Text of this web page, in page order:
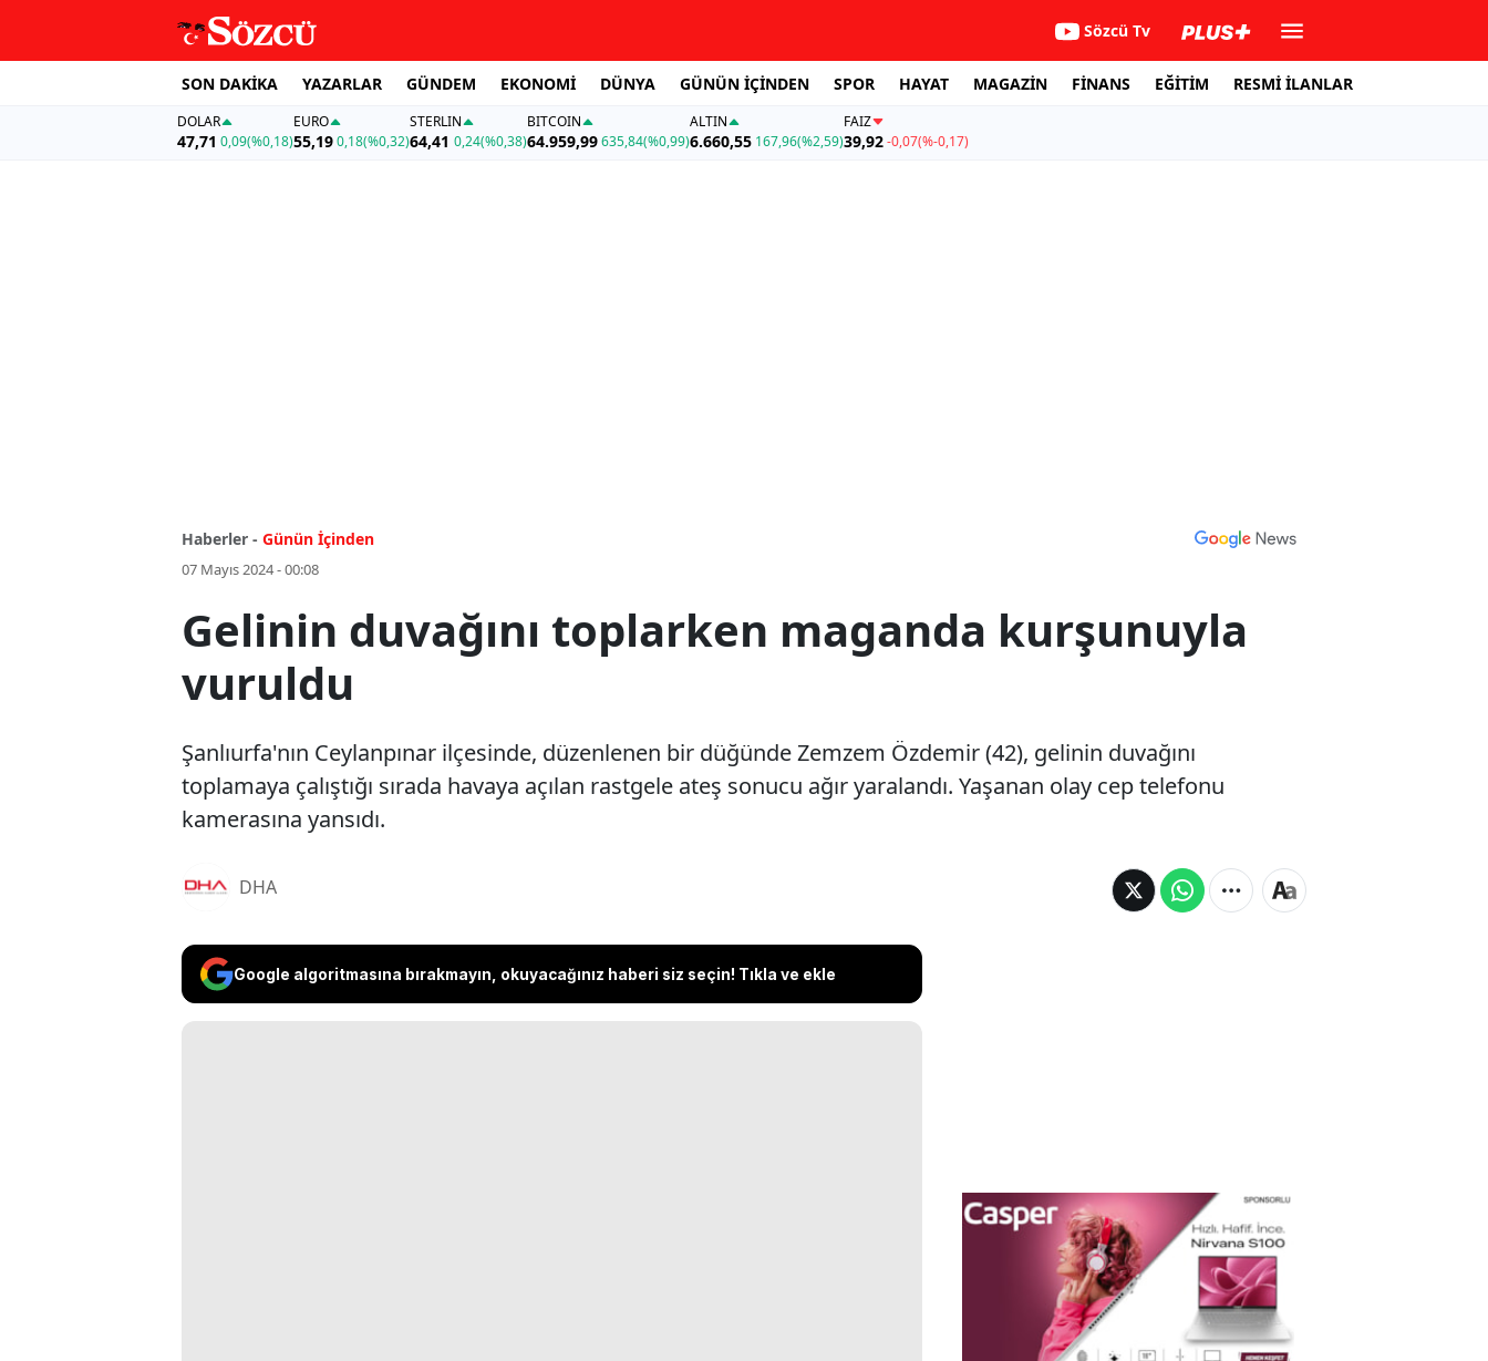
Sözcü Tv
SON DAKİKA YAZARLAR GÜNDEM EKONOMİ DÜNYA GÜNÜN İÇİNDEN SPOR HAYAT MAGAZİN FİNANS EĞİTİM RESMİ İLANLAR
DOLAR
47,71 0,09(%0,18)
EURO
55,19 0,18(%0,32)
STERLIN
64,41 0,24(%0,38)
BITCOIN
64.959,99635,84(%0,99)
ALTIN
6.660,55 167,96(%2,59)
FAİZ
39,92-0,07(%-0,17)
Haberler - Günün İçinden
07 Mayıs 2024 - 00:08
Gelinin duvağını toplarken maganda kurşunuyla
vuruldu
Şanlıurfa'nın Ceylanpınar ilçesinde, düzenlenen bir düğünde Zemzem Özdemir (42), gelinin duvağını
toplamaya çalıştığı sırada havaya açılan rastgele ateş sonucu ağır yaralandı. Yaşanan olay cep telefonu
kamerasına yansıdı.
DHA
Google algoritmasına bırakmayın, okuyacağınız haberi siz seçin! Tıkla ve ekle